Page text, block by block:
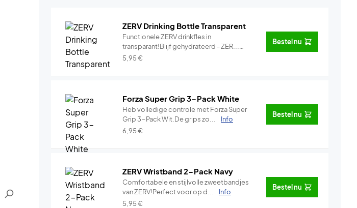
ZERV Drinking Bottle Transparent
Functionele ZERV drinkfles in
transparant!Blijf gehydrateerd - ZER...
Info
5,95€
Bestel nu
Forza Super Grip 3-Pack White
Heb volledige controle met Forza Super
Grip 3-Pack Wit.De grips zo...
Info
6,95€
Bestel nu
ZERV Wristband 2-Pack Navy
Comfortabele en stijlvolle zweetbandjes
van ZERV!Perfect voor op d...
Info
5,95€
Bestel nu